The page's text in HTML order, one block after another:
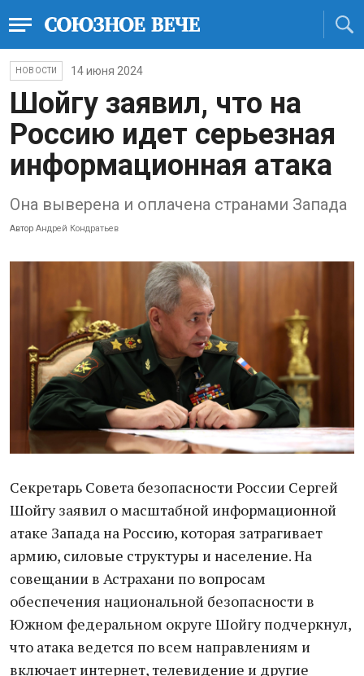
НОВОСТИ 14 июня 2024
Шойгу заявил, что на
Россию идет серьезная
информационная атака
Она выверена и оплачена странами Запада
Автор Андрей Кондратьев
Секретарь Совета безопасности России Сергей
Шойгу заявил о масштабной информационной
атаке Запада на Россию, которая затрагивает
армию, силовые структуры и население. На
совещании в Астрахани по вопросам
обеспечения национальной безопасности в
Южном федеральном округе Шойгу подчеркнул,
что атака ведется по всем направлениям и
включает интернет, телевидение и другие